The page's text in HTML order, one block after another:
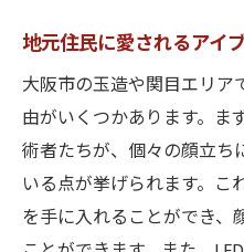
玉造・関目エリアで体
したアイブロウケア
LED技術がもた
最新のLED技術
目元ケアにおけ
LEDを使用した
地元住民に愛されるアイ
大阪市の玉造や関目エリ
由がいくつかあります。ま
術者たちが、個々の顔立ち
いる点が挙げられます。こ
を手に入れることができ、